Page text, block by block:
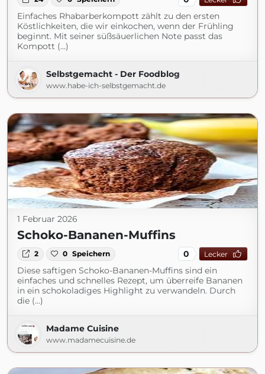
Einfaches Rhabarberkompott zählt zu den ersten
Köstlichkeiten, die wir einkochen, wenn der Frühling
beginnt. Mit seiner süßsäuerlichen Note passt das
Kompott (...)
Selbstgemacht - Der Foodblog
www.habe-ich-selbstgemacht.de
1 Februar 2026
Schoko-Bananen-Muffins
2 0 Speichern 0 Lecker
Diese saftigen Schoko-Bananen-Muffins sind ein
einfaches und schnelles Rezept, um überreife Bananen
in ein schokoladiges Highlight zu verwandeln. Durch
die (...)
Madame Cuisine
www.madamecuisine.de